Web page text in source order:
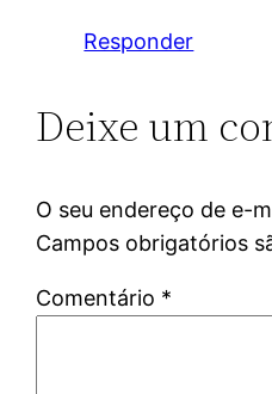
Responder
Deixe um
O seu endereço de e-
Campos obrigatórios
Comentário *